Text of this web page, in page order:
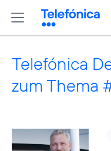
Telefónica
zum Thema